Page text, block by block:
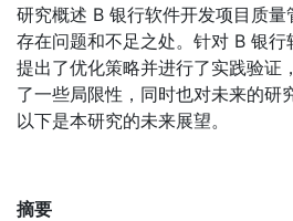
研究概述 B 银行软件开发项目质
存在问题和不足之处。针对 B 银
提出了优化策略并进行了实践验证
了一些局限性，同时也对未来的研
以下是本研究的未来展望。
摘要